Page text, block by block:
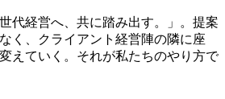
代経営へ、共に踏み出す。」。提案
く、クライアント経営陣の隣に座
えていく。それが私たちのやり方で